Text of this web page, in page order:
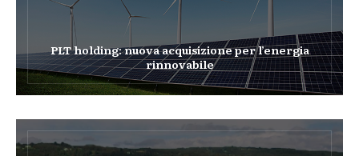
PLT holding: nuova acquisizione per l’energia
rinnovabile